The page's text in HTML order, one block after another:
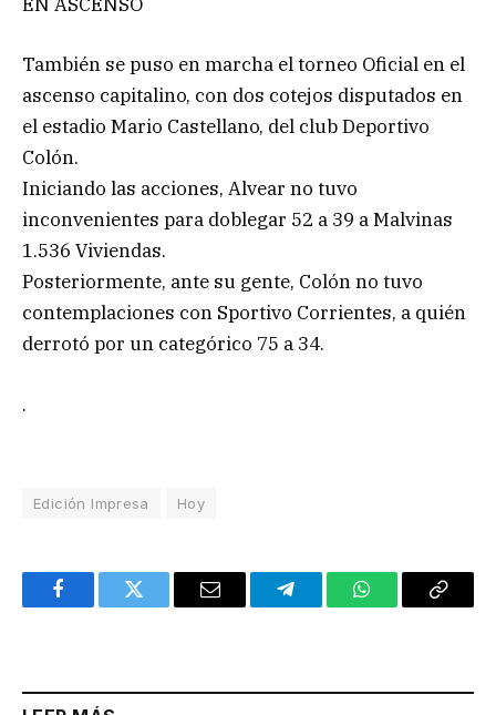
También se puso en marcha el torneo Oficial en el
ascenso capitalino, con dos cotejos disputados en
el estadio Mario Castellano, del club Deportivo
Colón.
Iniciando las acciones, Alvear no tuvo
inconvenientes para doblegar 52 a 39 a Malvinas
1.536 Viviendas.
Posteriormente, ante su gente, Colón no tuvo
contemplaciones con Sportivo Corrientes, a quién
derrotó por un categórico 75 a 34.
.
Edición Impresa Hoy
FacebookTwitter Email TelegramWhatsAppCopy